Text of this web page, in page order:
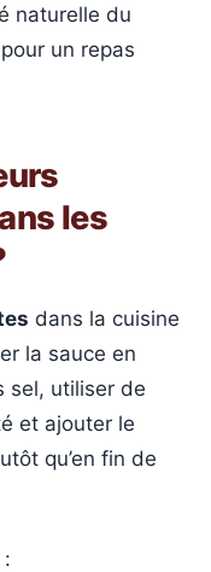
naturelle du
un repas
les
dans la cuisine
la sauce en
sel, utiliser de
et ajouter le
qu’en fin de